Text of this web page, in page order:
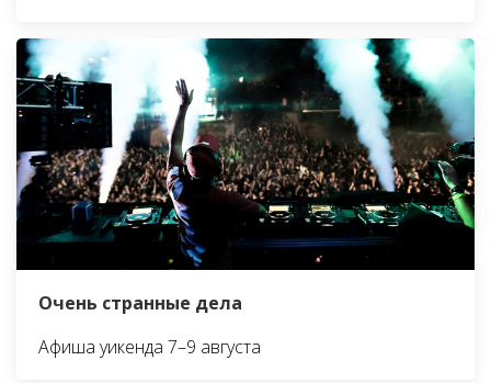
Очень странные дела
Афиша уикенда 7–9 августа